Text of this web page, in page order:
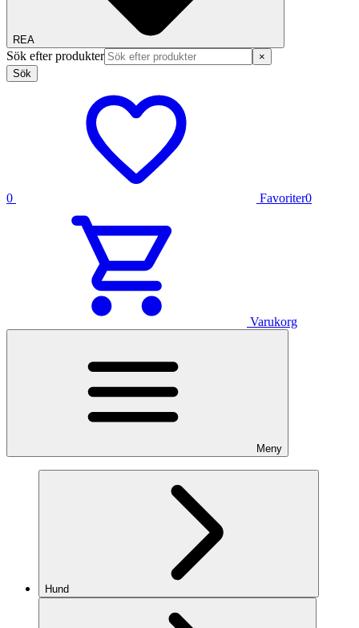
REA
Sök efter produkter
×
Sök
0 Favoriter0
Varukorg
Meny
Hund